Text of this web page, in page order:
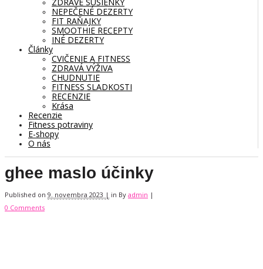
NEPEČENÉ DEZERTY
FIT RAŇAJKY
SMOOTHIE RECEPTY
INÉ DEZERTY
Články
CVIČENIE A FITNESS
ZDRAVÁ VÝŽIVA
CHUDNUTIE
FITNESS SLADKOSTI
RECENZIE
Krása
Recenzie
Fitness potraviny
E-shopy
O nás
ghee maslo účinky
Published on 9. novembra 2023 | in By admin |
0 Comments